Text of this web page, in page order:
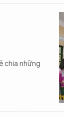
chia những